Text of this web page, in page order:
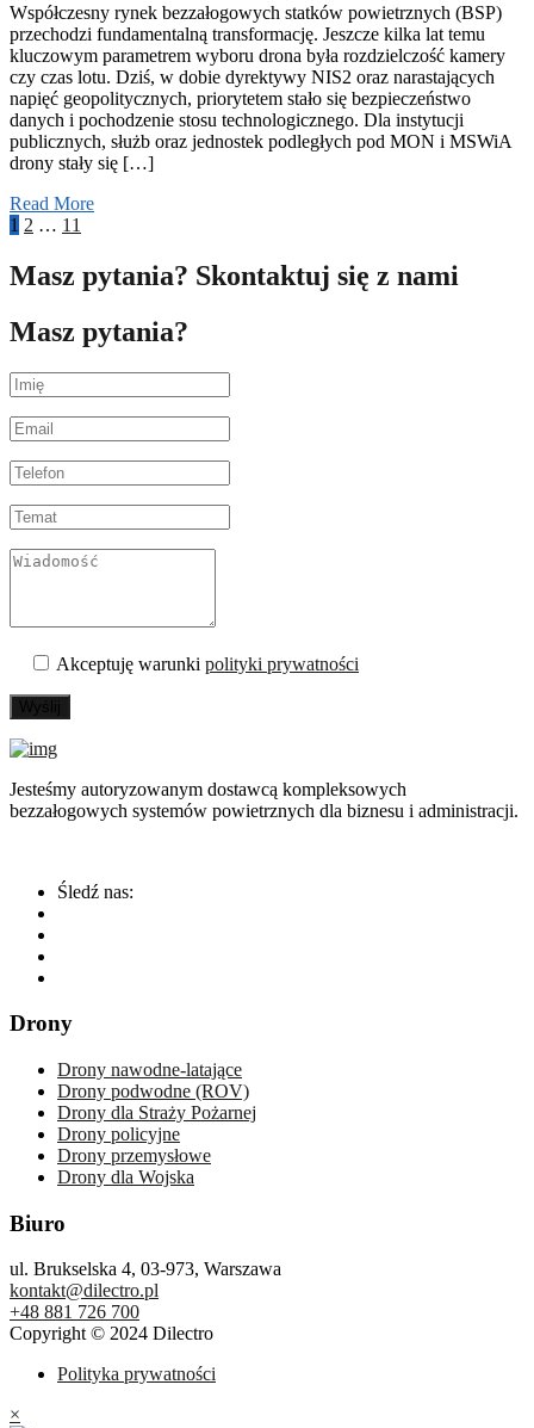
Współczesny rynek bezzałogowych statków powietrznych (BSP)
przechodzi fundamentalną transformację. Jeszcze kilka lat temu
kluczowym parametrem wyboru drona była rozdzielczość kamery
czy czas lotu. Dziś, w dobie dyrektywy NIS2 oraz narastających
napięć geopolitycznych, priorytetem stało się bezpieczeństwo
danych i pochodzenie stosu technologicznego. Dla instytucji
publicznych, służb oraz jednostek podległych pod MON i MSWiA
drony stały się […]
Read More
1 2 … 11
Masz pytania? Skontaktuj się z nami
Masz pytania?
Akceptuję warunki polityki prywatności
Wyślij
Jesteśmy autoryzowanym dostawcą kompleksowych
bezzałogowych systemów powietrznych dla biznesu i administracji.
Śledź nas:
Drony
Drony nawodne-latające
Drony podwodne (ROV)
Drony dla Straży Pożarnej
Drony policyjne
Drony przemysłowe
Drony dla Wojska
Biuro
ul. Brukselska 4, 03-973, Warszawa
kontakt@dilectro.pl
+48 881 726 700
Copyright © 2024 Dilectro
Polityka prywatności
×